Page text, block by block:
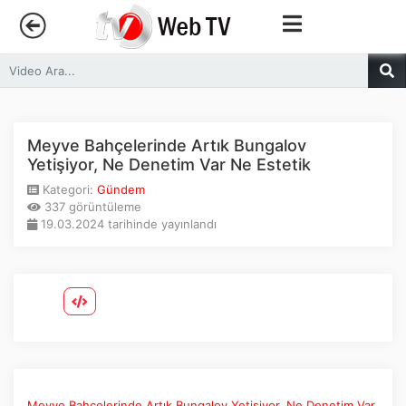
Anasayfa
Canlı Yayın
Kategoriler
Meyve Bahçelerinde Artık Bungalov
Yetişiyor, Ne Denetim Var Ne Estetik
Kategori: Gündem
337 görüntüleme
19.03.2024 tarihinde yayınlandı